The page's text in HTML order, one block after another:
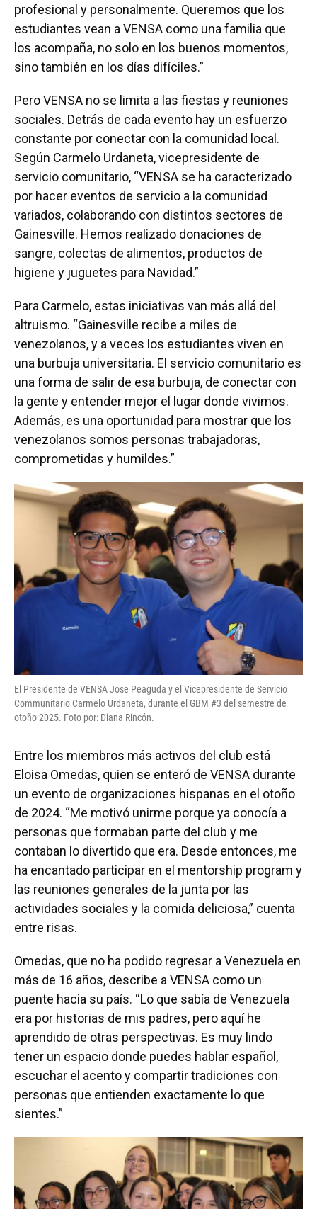
profesional y personalmente. Queremos que los
estudiantes vean a VENSA como una familia que
los acompaña, no solo en los buenos momentos,
sino también en los días difíciles.”
Pero VENSA no se limita a las fiestas y reuniones
sociales. Detrás de cada evento hay un esfuerzo
constante por conectar con la comunidad local.
Según Carmelo Urdaneta, vicepresidente de
servicio comunitario, “VENSA se ha caracterizado
por hacer eventos de servicio a la comunidad
variados, colaborando con distintos sectores de
Gainesville. Hemos realizado donaciones de
sangre, colectas de alimentos, productos de
higiene y juguetes para Navidad.”
Para Carmelo, estas iniciativas van más allá del
altruismo. “Gainesville recibe a miles de
venezolanos, y a veces los estudiantes viven en
una burbuja universitaria. El servicio comunitario es
una forma de salir de esa burbuja, de conectar con
la gente y entender mejor el lugar donde vivimos.
Además, es una oportunidad para mostrar que los
venezolanos somos personas trabajadoras,
comprometidas y humildes.”
El Presidente de VENSA Jose Peaguda y el Vicepresidente de Servicio
Communitario Carmelo Urdaneta, durante el GBM #3 del semestre de
otoño 2025. Foto por: Diana Rincón.
Entre los miembros más activos del club está
Eloisa Omedas, quien se enteró de VENSA durante
un evento de organizaciones hispanas en el otoño
de 2024. “Me motivó unirme porque ya conocía a
personas que formaban parte del club y me
contaban lo divertido que era. Desde entonces, me
ha encantado participar en el mentorship program y
las reuniones generales de la junta por las
actividades sociales y la comida deliciosa,” cuenta
entre risas.
Omedas, que no ha podido regresar a Venezuela en
más de 16 años, describe a VENSA como un
puente hacia su país. “Lo que sabía de Venezuela
era por historias de mis padres, pero aquí he
aprendido de otras perspectivas. Es muy lindo
tener un espacio donde puedes hablar español,
escuchar el acento y compartir tradiciones con
personas que entienden exactamente lo que
sientes.”